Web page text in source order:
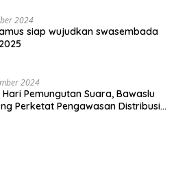
2024
siap wujudkan swasembada
2024
Pemungutan Suara, Bawaslu
Perketat Pengawasan Distribusi